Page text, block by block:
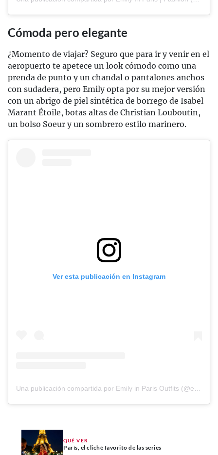
Cómoda pero elegante
¿Momento de viajar? Seguro que para ir y venir en el
aeropuerto te apetece un look cómodo como una
prenda de punto y un chandal o pantalones anchos
con sudadera, pero Emily opta por su mejor versión
con un abrigo de piel sintética de borrego de Isabel
Marant Étoile, botas altas de Christian Louboutin,
un bolso Soeur y un sombrero estilo marinero.
Ver esta publicación en Instagram
QUÉ VER
París, el cliché favorito de las series